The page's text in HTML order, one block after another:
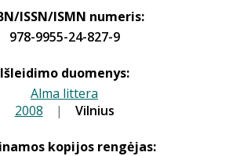
ISSN/ISMN numeris:
978-9955-24-827-9
Išleidimo duomenys:
Alma littera
2008 | Vilnius
kopijos rengėjas: